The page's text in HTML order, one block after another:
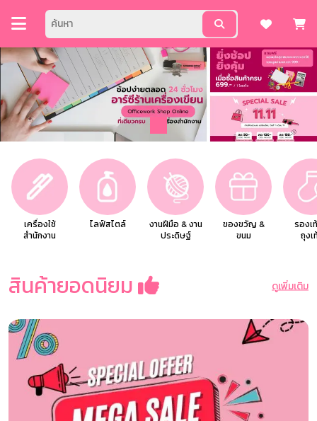
เครื่องใช้
สำนักงาน
ไลฟ์สไตล์
งานฝีมือ & งาน
ประดิษฐ์
ของขวัญ &
ขนม
รองเ
ถุงเ
สินค้ายอดนิยม ดูเพิ่มเติม